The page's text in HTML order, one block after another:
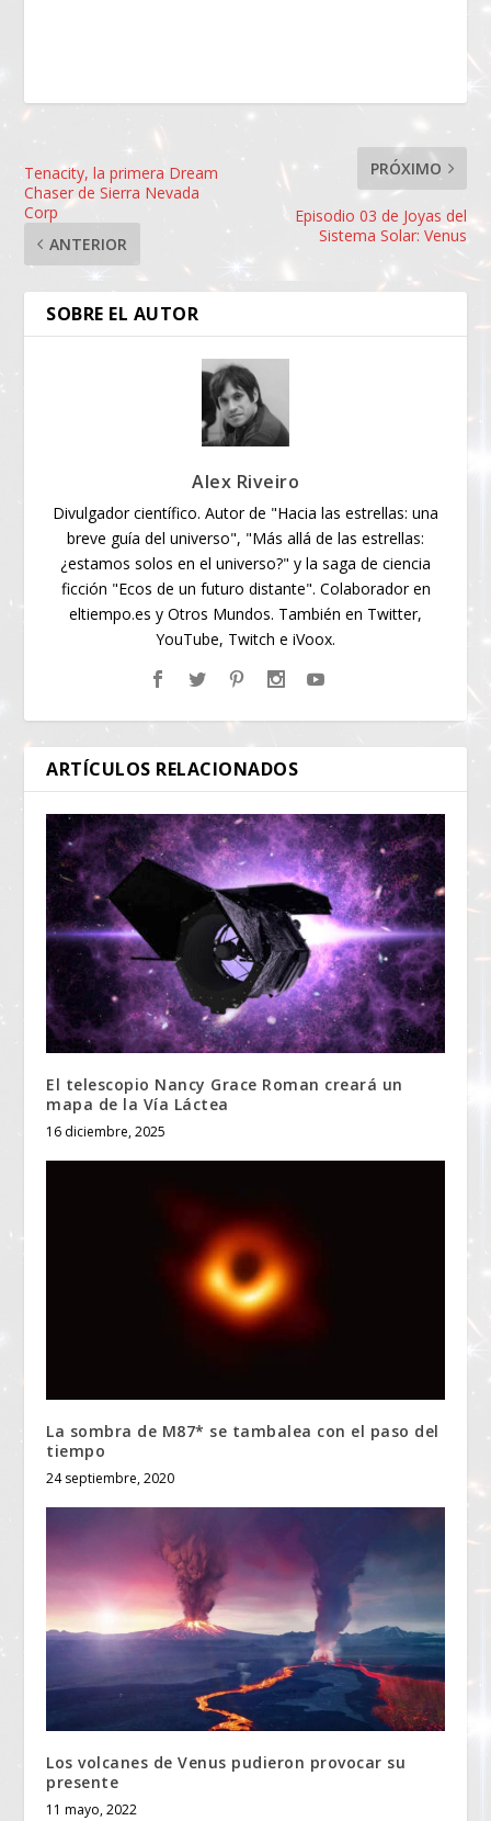
Tenacity, la primera Dream
Chaser de Sierra Nevada
Corp
ANTERIOR
PRÓXIMO
Episodio 03 de Joyas del
Sistema Solar: Venus
SOBRE EL AUTOR
Alex Riveiro
Divulgador científico. Autor de "Hacia las estrellas: una
breve guía del universo", "Más allá de las estrellas:
¿estamos solos en el universo?" y la saga de ciencia
ficción "Ecos de un futuro distante". Colaborador en
eltiempo.es y Otros Mundos. También en Twitter,
YouTube, Twitch e iVoox.
ARTÍCULOS RELACIONADOS
El telescopio Nancy Grace Roman creará un
mapa de la Vía Láctea
16 diciembre, 2025
La sombra de M87* se tambalea con el paso del
tiempo
24 septiembre, 2020
Los volcanes de Venus pudieron provocar su
presente
11 mayo, 2022